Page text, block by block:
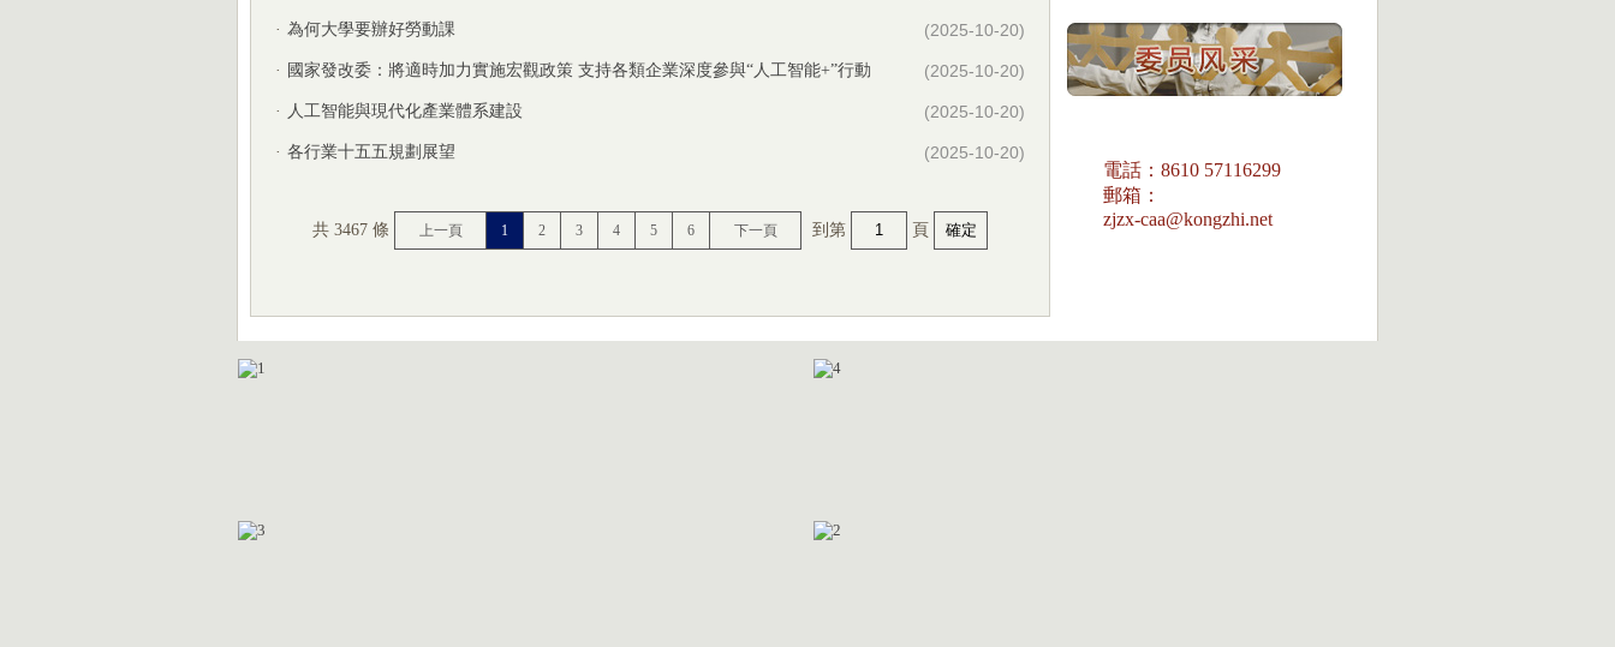
· 為何大學要辦好勞動課 (2025-10-20)
· 國家發改委：將適時加力實施宏觀政策 支持各類企業深度參與“人工智能+”行動 (2025-10-20)
· 人工智能與現代化產業體系建設 (2025-10-20)
· 各行業十五五規劃展望 (2025-10-20)
共 3467 條 上一頁 1 2 3 4 5 6 下一頁 到第 頁 確定
電話：8610 57116299
郵箱：
zjzx-caa@kongzhi.net